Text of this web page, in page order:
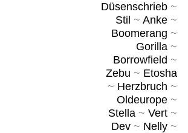
Düsenschrieb~
Stil ~ Anke~
Boomerang ~
Gorilla~
Borrowfield ~
Zebu ~ Etosha
~ Herzbruch ~
Oldeurope~
Stella~ Vert~
Dev~ Nelly~